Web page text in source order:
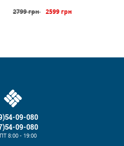
2799 грн 2599 грн
09-080
09-080
8:00 - 19:00